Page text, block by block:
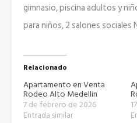
gimnasio, piscina adultos y
para niños, 2 salones
Relacionado
Apartamento en Venta
Rodeo Alto Medellin
7 de febrero de 2026
Entrada similar